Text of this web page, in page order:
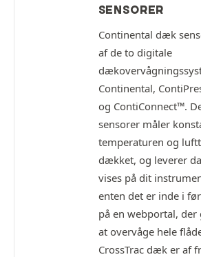
SENSORER
Continental dæk
af de to digitale
Continental,
og ContiConnect™.
sensorer måler
temperaturen og
dækket, og leverer
vises på dit
enten det er inde i
på en webportal,
at overvåge hele
CrossTrac dæk er af